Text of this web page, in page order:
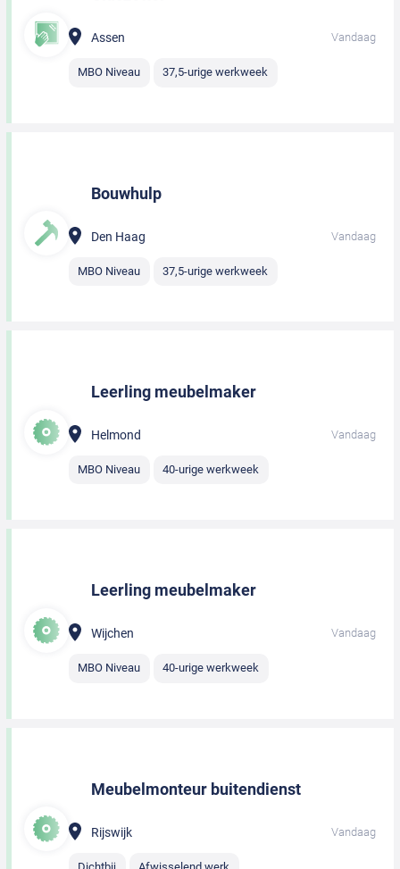
Assen Vandaag
MBO Niveau 37,5-urige werkweek
Bouwhulp
Den Haag Vandaag
MBO Niveau 37,5-urige werkweek
Leerling meubelmaker
Helmond Vandaag
MBO Niveau 40-urige werkweek
Leerling meubelmaker
Wijchen Vandaag
MBO Niveau 40-urige werkweek
Meubelmonteur buitendienst
Rijswijk Vandaag